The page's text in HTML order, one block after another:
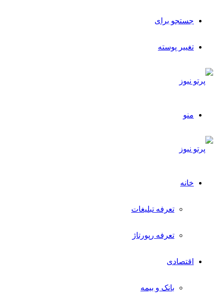
جستجو برای
تغییر پوسته
منو
خانه
تعرفه تبلیغات
تعرفه رپورتاژ
اقتصادی
بانک و بیمه